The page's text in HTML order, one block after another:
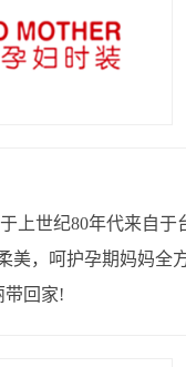
上世纪80年代来自
美，呵护孕期妈妈全
带回家!